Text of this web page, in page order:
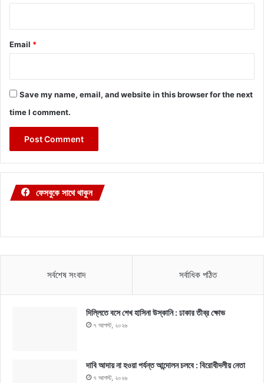
Email *
Save my name, email, and website in this browser for the next
time I comment.
ফেসবুকে সাথে থাকুন
সর্বশেষ সংবাদ সর্বাধিক পঠিত
দিল্লিতে বসে শেখ হাসিনা উস্কানি : ঢাকার তীব্র ক্ষোভ
৭ আগস্ট, ২০২৬
দাবি আদায় না হওয়া পর্যন্ত আন্দোলন চলবে : বিরোধীদলীয় নেতা
৭ আগস্ট, ২০২৬